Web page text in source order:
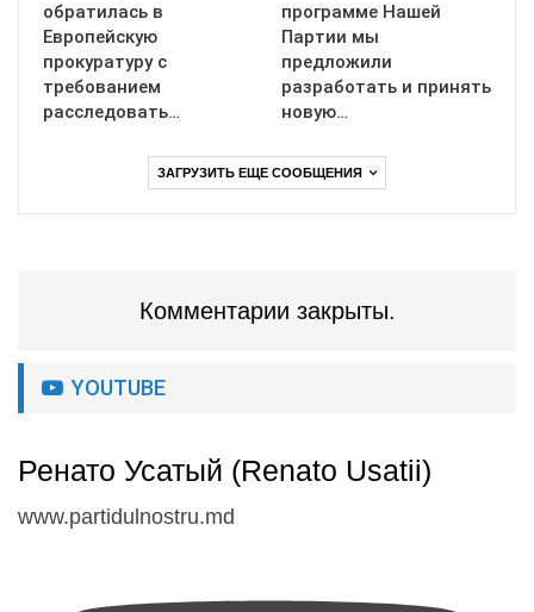
обратилась в
Европейскую
прокуратуру с
требованием
расследовать…
программе Нашей
Партии мы
предложили
разработать и принять
новую…
ЗАГРУЗИТЬ ЕЩЕ СООБЩЕНИЯ
Комментарии закрыты.
YOUTUBE
Ренато Усатый (Renato Usatii)
www.partidulnostru.md